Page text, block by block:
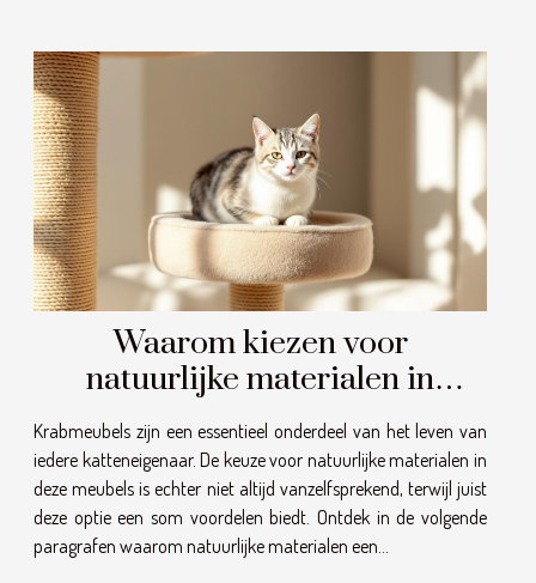
Waarom kiezen voor
natuurlijke materialen in
krabmeubels?
Krabmeubels zijn een essentieel onderdeel van het leven van
iedere katteneigenaar. De keuze voor natuurlijke materialen in
deze meubels is echter niet altijd vanzelfsprekend, terwijl juist
deze optie een som voordelen biedt. Ontdek in de volgende
paragrafen waarom natuurlijke materialen een...